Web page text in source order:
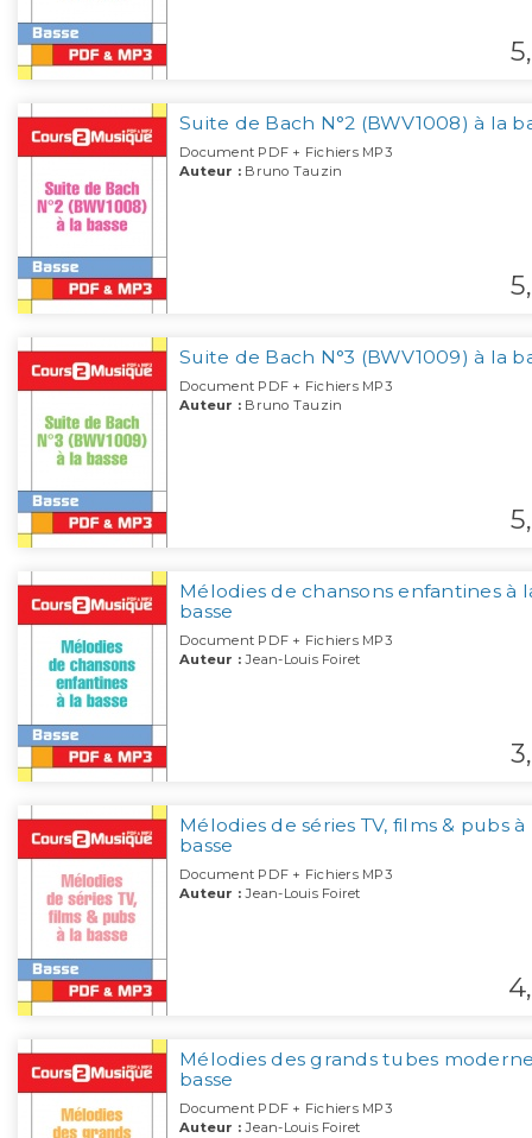
5,
Suite de Bach N°2 (BWV1008) à la
Document PDF + Fichiers MP3
Auteur : Bruno Tauzin
5,
Suite de Bach N°3 (BWV1009) à la
Document PDF + Fichiers MP3
Auteur : Bruno Tauzin
5,
Mélodies de chansons enfantines à
basse
Document PDF + Fichiers MP3
Auteur : Jean-Louis Foiret
3,
Mélodies de séries TV, films & pubs à
basse
Document PDF + Fichiers MP3
Auteur : Jean-Louis Foiret
4,
Mélodies des grands tubes
basse
Document PDF + Fichiers MP3
Auteur : Jean-Louis Foiret